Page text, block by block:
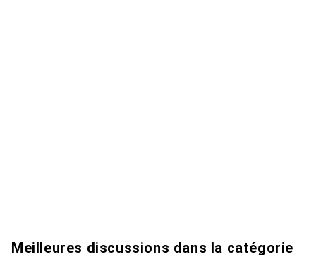
Meilleures discussions dans la catégorie